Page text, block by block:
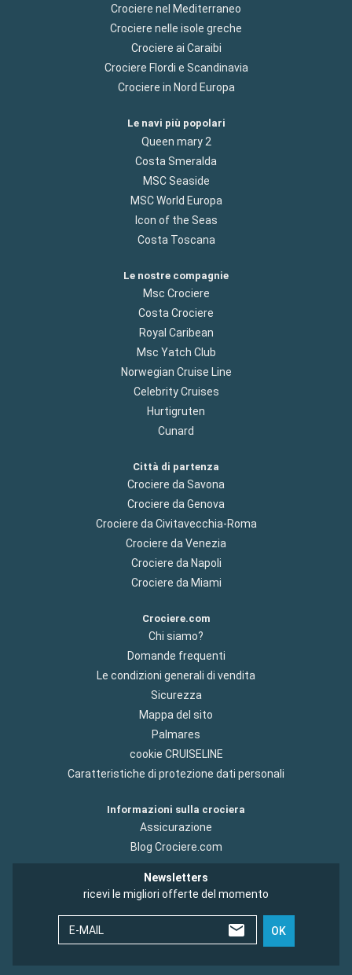
Crociere nel Mediterraneo
Crociere nelle isole greche
Crociere ai Caraibi
Crociere Flordi e Scandinavia
Crociere in Nord Europa
Le navi più popolari
Queen mary 2
Costa Smeralda
MSC Seaside
MSC World Europa
Icon of the Seas
Costa Toscana
Le nostre compagnie
Msc Crociere
Costa Crociere
Royal Caribean
Msc Yatch Club
Norwegian Cruise Line
Celebrity Cruises
Hurtigruten
Cunard
Città di partenza
Crociere da Savona
Crociere da Genova
Crociere da Civitavecchia-Roma
Crociere da Venezia
Crociere da Napoli
Crociere da Miami
Crociere.com
Chi siamo?
Domande frequenti
Le condizioni generali di vendita
Sicurezza
Mappa del sito
Palmares
cookie CRUISELINE
Caratteristiche di protezione dati personali
Informazioni sulla crociera
Assicurazione
Blog Crociere.com
Newsletters
ricevi le migliori offerte del momento
E-MAIL OK